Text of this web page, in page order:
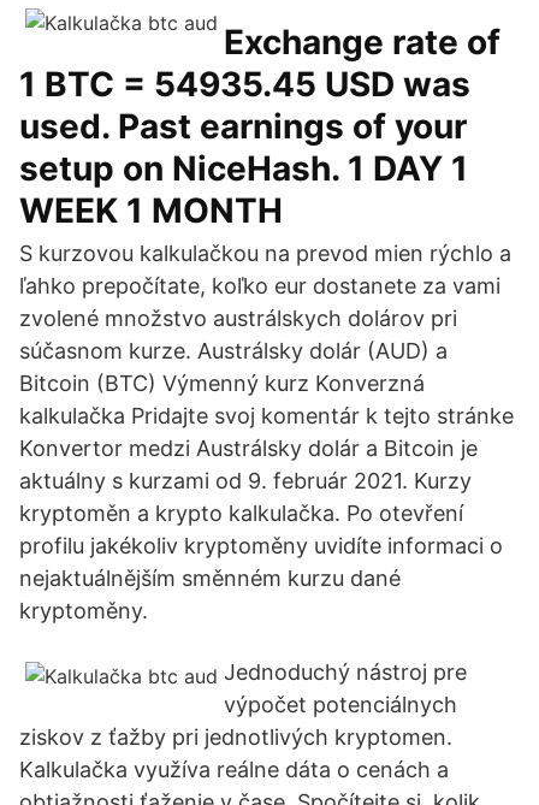
Exchange rate of
1 BTC = 54935.45 USD was
used. Past earnings of your
setup on NiceHash. 1 DAY 1
WEEK 1 MONTH
S kurzovou kalkulačkou na prevod mien rýchlo a
ľahko prepočítate, koľko eur dostanete za vami
zvolené množstvo austrálskych dolárov pri
súčasnom kurze. Austrálsky dolár (AUD) a
Bitcoin (BTC) Výmenný kurz Konverzná
kalkulačka Pridajte svoj komentár k tejto stránke
Konvertor medzi Austrálsky dolár a Bitcoin je
aktuálny s kurzami od 9. február 2021. Kurzy
kryptoměn a krypto kalkulačka. Po otevření
profilu jakékoliv kryptoměny uvidíte informaci o
nejaktuálnějším směnném kurzu dané
kryptoměny.
Jednoduchý nástroj pre
výpočet potenciálnych
ziskov z ťažby pri jednotlivých kryptomen.
Kalkulačka využíva reálne dáta o cenách a